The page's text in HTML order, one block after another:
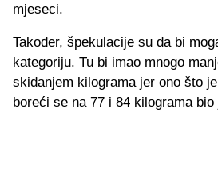
mjeseci.
Također, špekulacije su da bi
kategoriju. Tu bi imao mnogo
skidanjem kilograma jer ono što
boreći se na 77 i 84 kilograma